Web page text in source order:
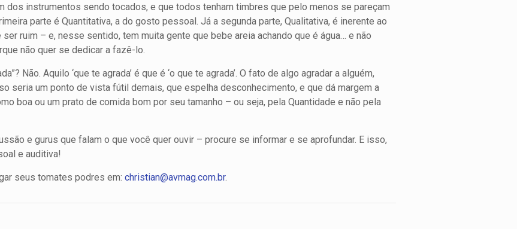
dos instrumentos sendo tocados, e que todos tenham timbres que pelo menos se pareçam
parte é Quantitativa, a do gosto pessoal. Já a segunda parte, Qualitativa, é inerente ao
ruim – e, nesse sentido, tem muita gente que bebe areia achando que é água… e não
não quer se dedicar a fazê-lo.
Não. Aquilo ‘que te agrada’ é que é ‘o que te agrada’. O fato de algo agradar a alguém,
seria um ponto de vista fútil demais, que espelha desconhecimento, e que dá margem a
boa ou um prato de comida bom por seu tamanho – ou seja, pela Quantidade e não pela
e gurus que falam o que você quer ouvir – procure se informar e se aprofundar. E isso,
e auditiva!
seus tomates podres em:christian@avmag.com.br.